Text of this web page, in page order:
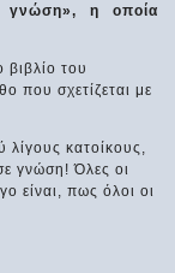
γνώση», η οποία
του
που σχετίζεται με
κατοίκους,
γνώση! Όλες οι
είναι, πως όλοι οι